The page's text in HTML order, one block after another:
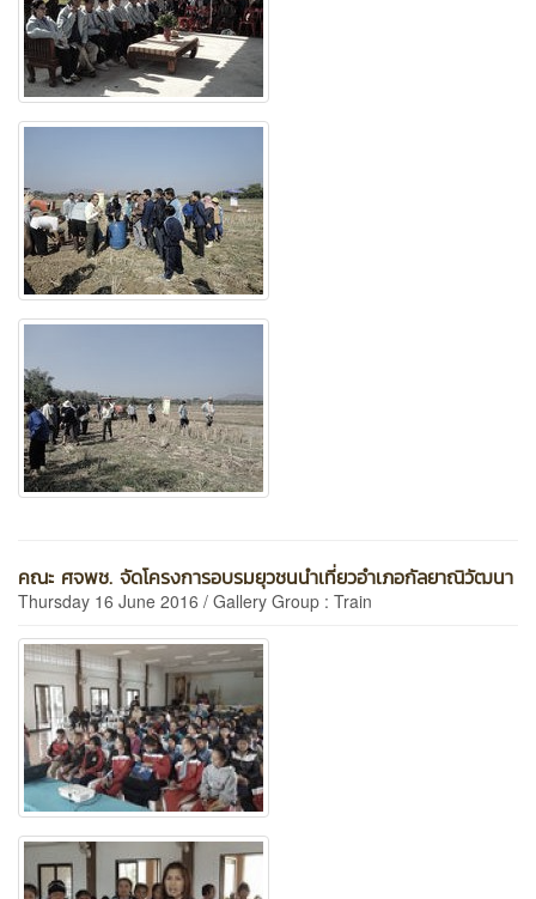
คณะ ศจพช. จัดโครงการอบรมยุวชนนำเที่ยวอำเภอกัลยาณิวัฒนา
Thursday 16 June 2016 / Gallery Group : Train